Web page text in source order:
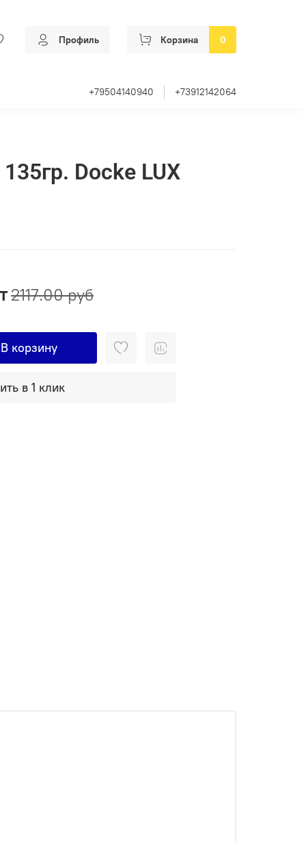
Профиль Корзина 0
+79504140940 +73912142064
Docke LUX
2117.00 руб
В корзину
в 1 клик